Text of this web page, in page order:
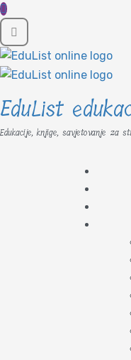
EduList
Edukacije, knjige, savjetovanje za